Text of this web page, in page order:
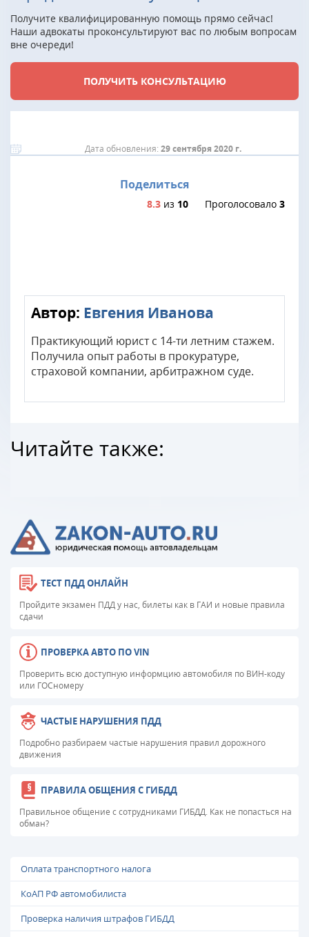
Получите квалифицированную помощь прямо сейчас!
Наши адвокаты проконсультируют вас по любым вопросам
вне очереди!
ПОЛУЧИТЬ КОНСУЛЬТАЦИЮ
Дата обновления: 29 сентября 2020 г.
Поделиться
8.3 из 10 Проголосовало 3
Автор: Евгения Иванова
Практикующий юрист с 14-ти летним стажем.
Получила опыт работы в прокуратуре,
страховой компании, арбитражном суде.
Читайте также:
ТЕСТ ПДД ОНЛАЙН
Пройдите экзамен ПДД у нас, билеты как в ГАИ и новые правила
сдачи
ПРОВЕРКА АВТО ПО VIN
Проверить всю доступную информцию автомобиля по ВИН-коду
или ГОСномеру
ЧАСТЫЕ НАРУШЕНИЯ ПДД
Подробно разбираем частые нарушения правил дорожного
движения
ПРАВИЛА ОБЩЕНИЯ С ГИБДД
Правильное общение с сотрудниками ГИБДД. Как не попасться на
обман?
Оплата транспортного налога
КоАП РФ автомобилиста
Проверка наличия штрафов ГИБДД